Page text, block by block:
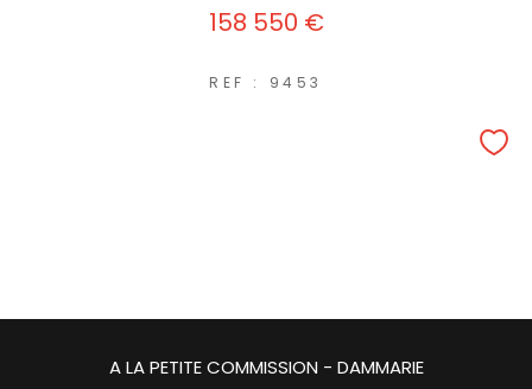
158 550 €
REF : 9453
A LA PETITE COMMISSION - DAMMARIE